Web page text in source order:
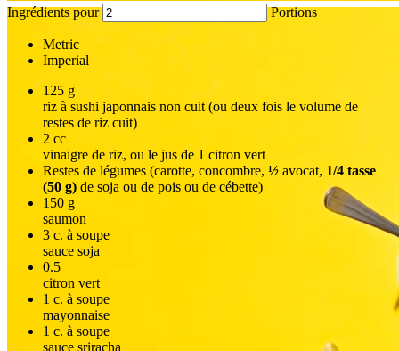
Ingrédients pour Portions
Metric
Imperial
125 g
riz à sushi japonnais non cuit (ou deux fois le volume de
restes de riz cuit)
2 cc
vinaigre de riz, ou le jus de 1 citron vert
Restes de légumes (carotte, concombre, ½ avocat, 1/4 tasse
(50 g) de soja ou de pois ou de cébette)
150 g
saumon
3 c. à soupe
sauce soja
0.5
citron vert
1 c. à soupe
mayonnaise
1 c. à soupe
sauce sriracha